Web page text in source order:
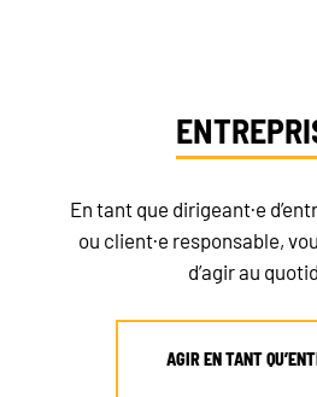
En tant que dirigeant·e
ou client·e responsable,
d’agir au
AGIR EN TANT